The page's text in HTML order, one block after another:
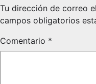
Tu dirección de correo
campos obligatorios
Comentario *